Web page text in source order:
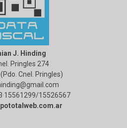
J. Hinding
Pringles 274
Cnel. Pringles)
15526567